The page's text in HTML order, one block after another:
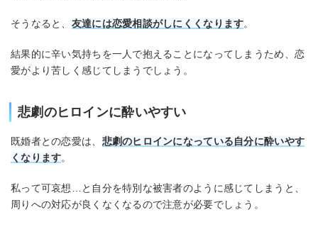
そうなると、 友達には恋愛相談がしにくくなります。
結果的に辛い気持ちを一人で抱えることになってしまうため、恋
愛がより苦しく感じてしまうでしょう。
悲劇のヒロインに酔いやすい
既婚者との恋愛は、 悲劇のヒロインになっている自分に酔いやす
くなります。
私って可哀想…と自分を特別な被害者のように感じてしまうと、
周りへの対応が良くなくなるので注意が必要でしょう。